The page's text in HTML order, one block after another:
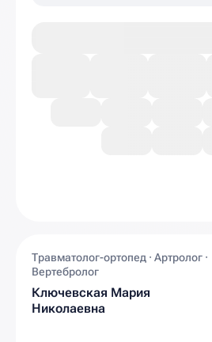
Травматолог-ортопед · Артролог ·
Вертебролог
Ключевская Мария
Николаевна